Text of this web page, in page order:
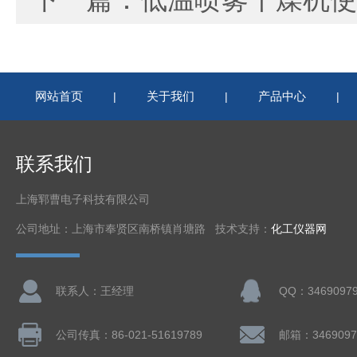
网站首页 | 关于我们 | 产品中心 |
联系我们
上海郓曹电子科技有限公司
公司地址：上海市奉贤区南桥镇肖塘路 技术支持： 化工仪器网
联系人：王经理 QQ：
公司传真：86-021-51619789 邮箱：